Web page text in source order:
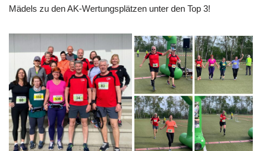
Mädels zu den AK-Wertungsplätzen unter den Top 3!